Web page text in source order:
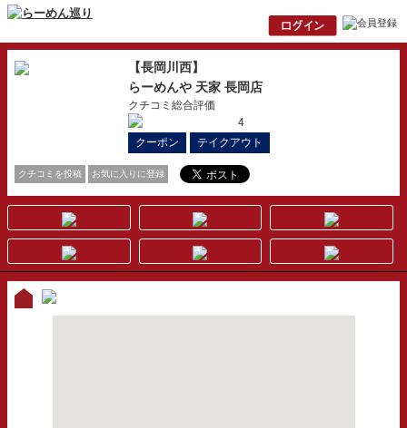
【長岡川西】
らーめんや 天家 長岡店
クチコミ総合評価
4
クーポン
テイクアウト
クチコミを投稿 お気に入りに登録